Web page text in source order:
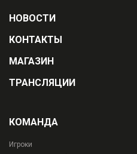
НОВОСТИ
КОНТАКТЫ
МАГАЗИН
ТРАНСЛЯЦИИ
КОМАНДА
Игроки